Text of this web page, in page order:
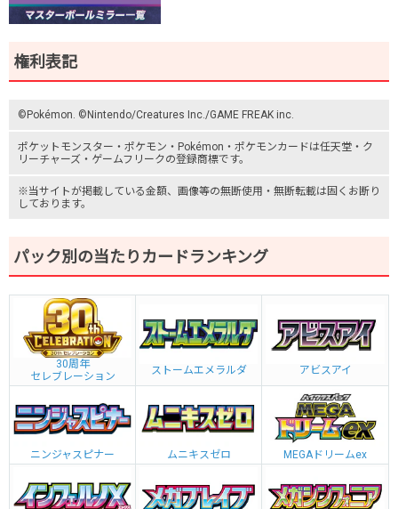
権利表記
©Pokémon. ©Nintendo/Creatures Inc./GAME FREAK inc.
ポケットモンスター ・ポケモン・Pokémon・ ポケモンカードは任天堂・ ク
リーチャーズ ・ ゲームフリークの登録商標です。
※当サイトが掲載している金額、画像等の無断使用・無断転載は固くお断り
しております。
パック別の当たりカードランキング
30周年
セレブレーション
ストームエメラルダ アビスアイ
ニンジャスピナー ムニキスゼロ MEGAドリームex